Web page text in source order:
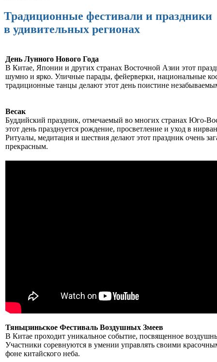
Традиционные фестивали и праздники
в удивительных регионах
День Лунного Нового Года
В Китае, Японии и других странах Восточной Азии этот
шумно и ярко. Уличные парады, фейерверки, национальные
традиционные танцы делают этот день поистине
Весак
Буддийский праздник, отмечаемый во многих странах Юго-
этот день празднуется рождение, просветление и уход в
Ритуалы, медитация и шествия делают этот праздник очень
прекрасным.
Тяньцзиньское Фестиваль Воздушных Змеев
В Китае проходит уникальное событие, посвященное
Участники соревнуются в умении управлять своими
фоне китайского неба.